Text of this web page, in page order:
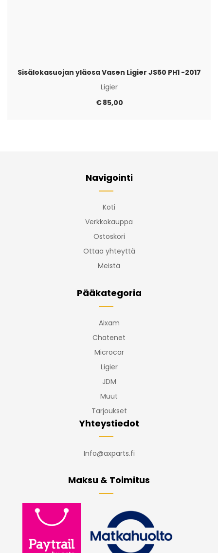
Sisälokasuojan yläosa Vasen Ligier JS50 PH1 -2017
Ligier
€85,00
Navigointi
Koti
Verkkokauppa
Ostoskori
Ottaa yhteyttä
Meistä
Pääkategoria
Aixam
Chatenet
Microcar
Ligier
JDM
Muut
Tarjoukset
Yhteystiedot
Info@axparts.fi
Maksu & Toimitus